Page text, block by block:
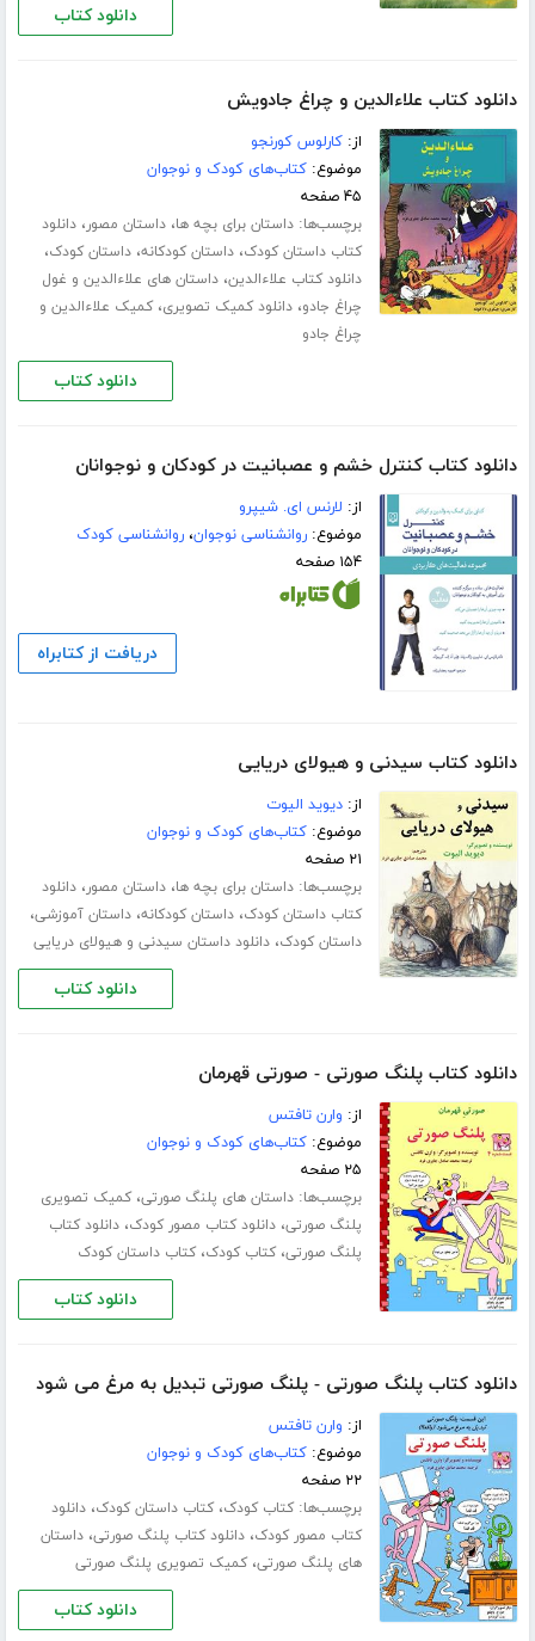
دانلود کتاب
دانلود کتاب علاءالدین و چراغ جادویش
از:کارلوس کورنجو
موضوع:کتاب‌های کودک و نوجوان
۴۵ صفحه
برچسب‌ها:داستان برای بچه ها،داستان مصور،دانلود
کتاب داستان کودک،داستان کودکانه،داستان کودک،
دانلود کتاب علاءالدین،داستان های علاءالدین و غول
چراغ جادو،دانلود کمیک تصویری،کمیک علاءالدین و
چراغ جادو
دانلود کتاب
دانلود کتاب کنترل خشم و عصبانیت در کودکان و نوجوانان
از: لارنس ای. شیپرو
موضوع:روانشناسی نوجوان،روانشناسی کودک
۱۵۴ صفحه
دریافت از کتابراه
دانلود کتاب سیدنی و هیولای دریایی
از:دیوید الیوت
موضوع:کتاب‌های کودک و نوجوان
۲۱ صفحه
برچسب‌ها:داستان برای بچه ها،داستان مصور،دانلود
کتاب داستان کودک،داستان کودکانه،داستان آموزشی،
داستان کودک،دانلود داستان سیدنی و هیولای دریایی
دانلود کتاب
دانلود کتاب پلنگ صورتی - صورتی قهرمان
از: وارن تافتس
موضوع:کتاب‌های کودک و نوجوان
۲۵ صفحه
برچسب‌ها:داستان های پلنگ صورتی،کمیک تصویری
پلنگ صورتی،دانلود کتاب مصور کودک،دانلود کتاب
پلنگ صورتی،کتاب کودک،کتاب داستان کودک
دانلود کتاب
دانلود کتاب پلنگ صورتی - پلنگ صورتی تبدیل به مرغ می شود
از: وارن تافتس
موضوع:کتاب‌های کودک و نوجوان
۲۲ صفحه
برچسب‌ها:کتاب کودک،کتاب داستان کودک،دانلود
کتاب مصور کودک،دانلود کتاب پلنگ صورتی،داستان
های پلنگ صورتی،کمیک تصویری پلنگ صورتی
دانلود کتاب